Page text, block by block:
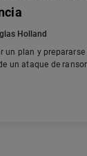
Holland
un plan y
un ataque de